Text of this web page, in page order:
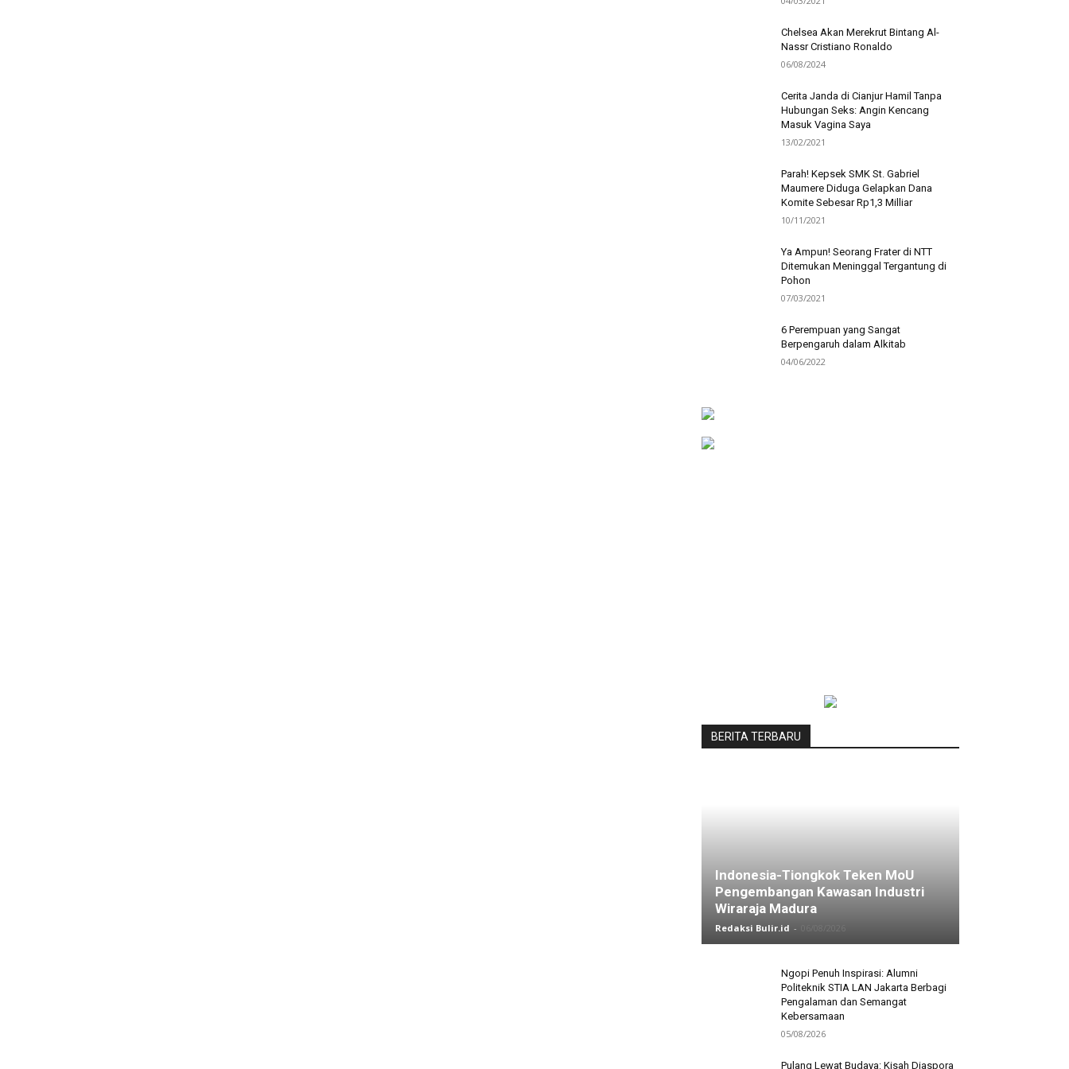
Chelsea Akan Merekrut Bintang Al-
Nassr Cristiano Ronaldo
06/08/2024
Cerita Janda di Cianjur Hamil Tanpa
Hubungan Seks: Angin Kencang
Masuk Vagina Saya
13/02/2021
Parah! Kepsek SMK St. Gabriel
Maumere Diduga Gelapkan Dana
Komite Sebesar Rp1,3 Milliar
10/11/2021
Ya Ampun! Seorang Frater di NTT
Ditemukan Meninggal Tergantung di
Pohon
07/03/2021
6 Perempuan yang Sangat
Berpengaruh dalam Alkitab
04/06/2022
BERITA TERBARU
Indonesia-Tiongkok Teken MoU
Pengembangan Kawasan Industri
Wiraraja Madura
Redaksi Bulir.id -
Ngopi Penuh Inspirasi: Alumni
Politeknik STIA LAN Jakarta Berbagi
Pengalaman dan Semangat
Kebersamaan
05/08/2026
Pulang Lewat Budaya: Kisah Diaspora